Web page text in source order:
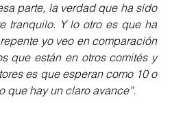
parte, la verdad que ha sido
tranquilo. Y lo otro es que ha
yo veo en comparación
que están en otros comités y
es que esperan como 10 o
que hay un claro avance”.